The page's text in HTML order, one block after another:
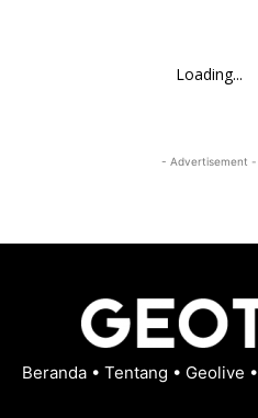
Loading...
- Advertisement -
Beranda • Tentang • Geolive •